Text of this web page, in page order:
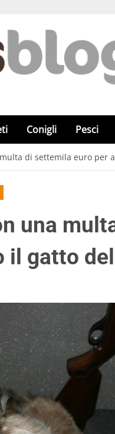
Conigli Pesci
di settemila euro per
una
il gatto